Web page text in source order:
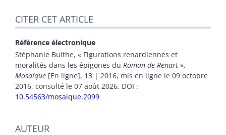
CITER CET ARTICLE
Référence électronique
Stéphanie Bulthe, « Figurations renardiennes et
moralités dans les épigones du Roman de Renart »,
Mosaïque [En ligne], 13 | 2016, mis en ligne le 09 octobre
2016, consulté le 07 août 2026. DOI :
10.54563/mosaique.2099
AUTEUR